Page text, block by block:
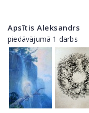
Apsītis Aleksandrs
piedāvājumā 1 darbs